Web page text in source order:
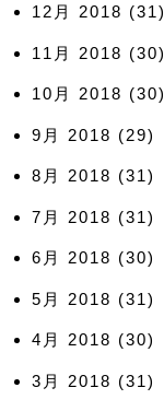
12月 2018 (31)
11月 2018 (30)
10月 2018 (30)
9月 2018 (29)
8月 2018 (31)
7月 2018 (31)
6月 2018 (30)
5月 2018 (31)
4月 2018 (30)
3月 2018 (31)